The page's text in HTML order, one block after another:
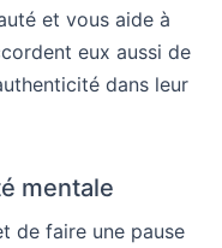
et vous aide à
eux aussi de
dans leur
mentale
de faire une pause